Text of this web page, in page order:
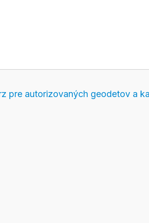
pre autorizovaných geodetov a